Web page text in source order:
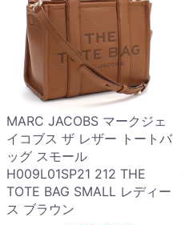
MARC JACOBS マークジェ
イコブス ザ レザー トートバ
ッグ スモール
H009L01SP21 212 THE
TOTE BAG SMALL レディー
ス ブラウン